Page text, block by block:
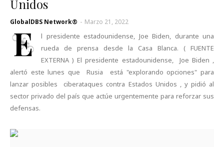
Unidos
GlobalDBS Network® - Marzo 21, 2022
E
l presidente estadounidense, Joe Biden, durante una
rueda de prensa desde la Casa Blanca. ( FUENTE
EXTERNA ) El presidente estadounidense, Joe Biden ,
alertó este lunes que Rusia está "explorando opciones" para
lanzar posibles ciberataques contra Estados Unidos , y pidió al
sector privado del país que actúe urgentemente para reforzar sus
defensas.